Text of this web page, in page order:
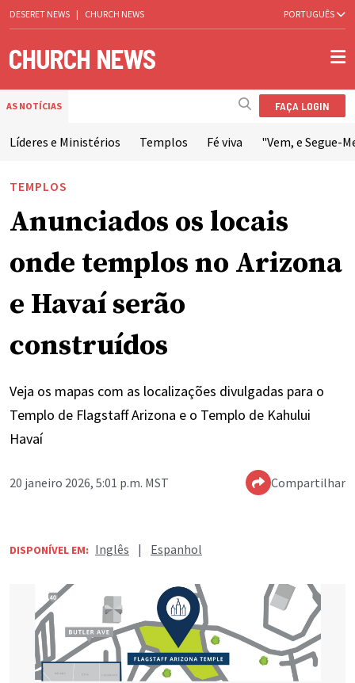
DESERET NEWS | CHURCH NEWS PORTUGUÊS
AS NOTÍCIAS FAÇA LOGIN
Líderes e Ministérios Templos Fé viva "Vem, e Segue-
TEMPLOS
Anunciados os locais
onde templos no Arizona
e Havaí serão
construídos
Veja os mapas com as localizações divulgadas para o
Templo de Flagstaff Arizona e o Templo de Kahului
Havaí
20 janeiro 2026, 5:01 p.m. MST Compartilhar
DISPONÍVEL EM: Inglês | Espanhol